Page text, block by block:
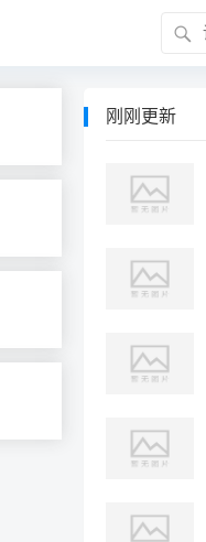
刚刚更新